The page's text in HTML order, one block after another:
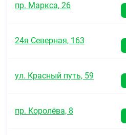
микроорганизмы:
числе Acinetobacter
Eikenella corrodens,
Enterobacter spp. (в том
Haemophilus ducreyi,
ampi-S/R (ампициллин-
резистентные),
Klebsiella pneumoniae,
Moraxella catarrhalis β+/
непродуцирующие
пр. Маркса, 26
24я Северная, 163
ул. Красный путь, 59
пр. Королёва, 8